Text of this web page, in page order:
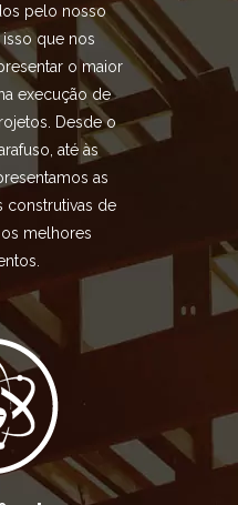
pelo nosso
que nos
o maior
execução de
Desde o
até às
as
construtivas de
melhores